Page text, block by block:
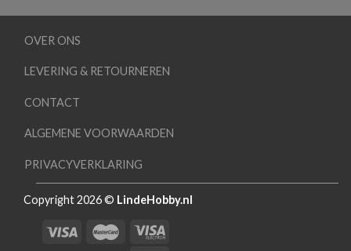
OVER ONS
LEVERING & RETOURNEREN
CONTACT
ALGEMENE VOORWAARDEN
PRIVACYVERKLARING
Copyright 2026 © LindeHobby.nl